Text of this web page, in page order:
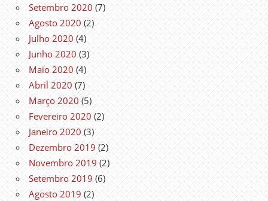
Setembro 2020 (7)
Agosto 2020 (2)
Julho 2020 (4)
Junho 2020 (3)
Maio 2020 (4)
Abril 2020 (7)
Março 2020 (5)
Fevereiro 2020 (2)
Janeiro 2020 (3)
Dezembro 2019 (2)
Novembro 2019 (2)
Setembro 2019 (6)
Agosto 2019 (2)